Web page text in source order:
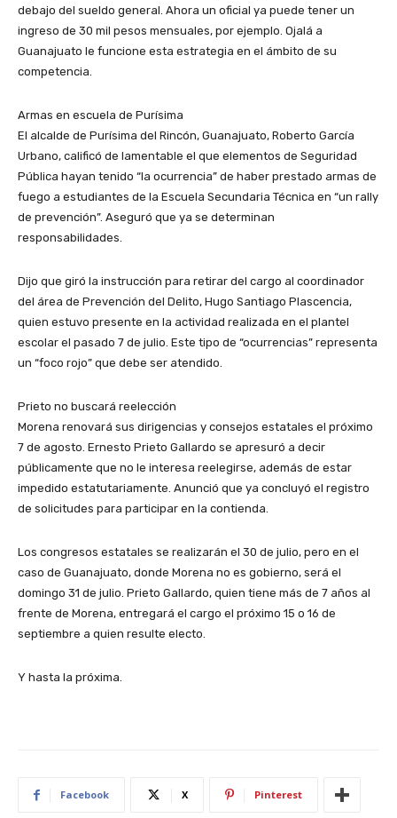
debajo del sueldo general. Ahora un oficial ya puede tener un
ingreso de 30 mil pesos mensuales, por ejemplo. Ojalá a
Guanajuato le funcione esta estrategia en el ámbito de su
competencia.
Armas en escuela de Purísima
El alcalde de Purísima del Rincón, Guanajuato, Roberto García
Urbano, calificó de lamentable el que elementos de Seguridad
Pública hayan tenido “la ocurrencia” de haber prestado armas de
fuego a estudiantes de la Escuela Secundaria Técnica en “un rally
de prevención”. Aseguró que ya se determinan
responsabilidades.
Dijo que giró la instrucción para retirar del cargo al coordinador
del área de Prevención del Delito, Hugo Santiago Plascencia,
quien estuvo presente en la actividad realizada en el plantel
escolar el pasado 7 de julio. Este tipo de “ocurrencias” representa
un “foco rojo” que debe ser atendido.
Prieto no buscará reelección
Morena renovará sus dirigencias y consejos estatales el próximo
7 de agosto. Ernesto Prieto Gallardo se apresuró a decir
públicamente que no le interesa reelegirse, además de estar
impedido estatutariamente. Anunció que ya concluyó el registro
de solicitudes para participar en la contienda.
Los congresos estatales se realizarán el 30 de julio, pero en el
caso de Guanajuato, donde Morena no es gobierno, será el
domingo 31 de julio. Prieto Gallardo, quien tiene más de 7 años al
frente de Morena, entregará el cargo el próximo 15 o 16 de
septiembre a quien resulte electo.
Y hasta la próxima.
Facebook X Pinterest